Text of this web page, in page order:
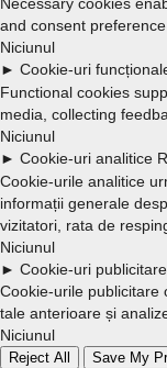
and consent
Niciunul
► Cookie-uri
Functional cookies
media, collecting
Niciunul
► Cookie-uri analitice
Cookie-urile analitice
informații generale
vizitatori, rata de
Niciunul
► Cookie-uri publicitare
Cookie-urile publicitare
tale anterioare și
Niciunul
Reject All Save My